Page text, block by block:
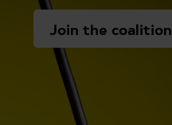
Join the coalition